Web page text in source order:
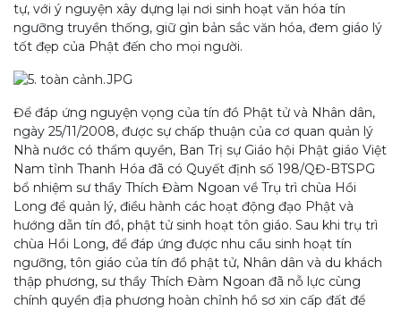
tự, với ý nguyện xây dựng lại nơi sinh hoạt văn hóa tín
ngưỡng truyền thống, giữ gìn bản sắc văn hóa, đem giáo lý
tốt đẹp của Phật đến cho mọi người.
Để đáp ứng nguyện vọng của tín đồ Phật tử và Nhân dân,
ngày 25/11/2008, được sự chấp thuận của cơ quan quản lý
Nhà nước có thẩm quyền, Ban Trị sự Giáo hội Phật giáo Việt
Nam tỉnh Thanh Hóa đã có Quyết định số 198/QĐ-BTSPG
bổ nhiệm sư thầy Thích Đàm Ngoan về Trụ trì chùa Hồi
Long để quản lý, điều hành các hoạt động đạo Phật và
hướng dẫn tín đồ, phật tử sinh hoạt tôn giáo. Sau khi trụ trì
chùa Hồi Long, để đáp ứng được nhu cầu sinh hoạt tín
ngưỡng, tôn giáo của tín đồ phật tử, Nhân dân và du khách
thập phương, sư thầy Thích Đàm Ngoan đã nỗ lực cùng
chính quyền địa phương hoàn chỉnh hồ sơ xin cấp đất để